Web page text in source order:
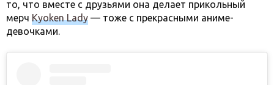
то, что вместе с друзьями она делает прикольный
мерч Kyoken Lady — тоже с прекрасными аниме-
девочками.